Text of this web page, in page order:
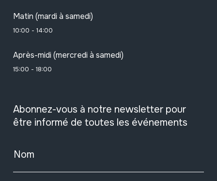
Matin (mardi à samedi)
10:00 - 14:00
Après-midi (mercredi à samedi)
15:00 - 18:00
Abonnez-vous à notre newsletter pour
être informé de toutes les événements
Nom